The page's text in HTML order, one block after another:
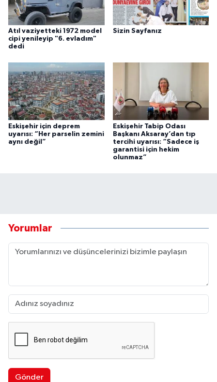
Atıl vaziyetteki 1972 model
cipi yenileyip "6. evladım"
dedi
Sizin Sayfanız
Eskişehir için deprem
uyarısı: “Her parselin zemini
aynı değil”
Eskişehir Tabip Odası
Başkanı Aksaray’dan tıp
tercihi uyarısı: “Sadece iş
garantisi için hekim
olunmaz”
Yorumlar
Gönder